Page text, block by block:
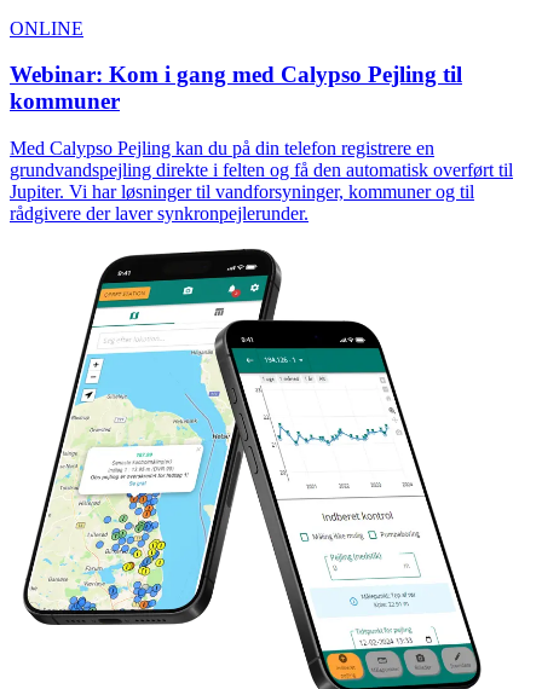
ONLINE
Webinar: Kom i gang med Calypso Pejling til
kommuner
Med Calypso Pejling kan du på din telefon registrere en
grundvandspejling direkte i felten og få den automatisk overført til
Jupiter. Vi har løsninger til vandforsyninger, kommuner og til
rådgivere der laver synkronpejlerunder.